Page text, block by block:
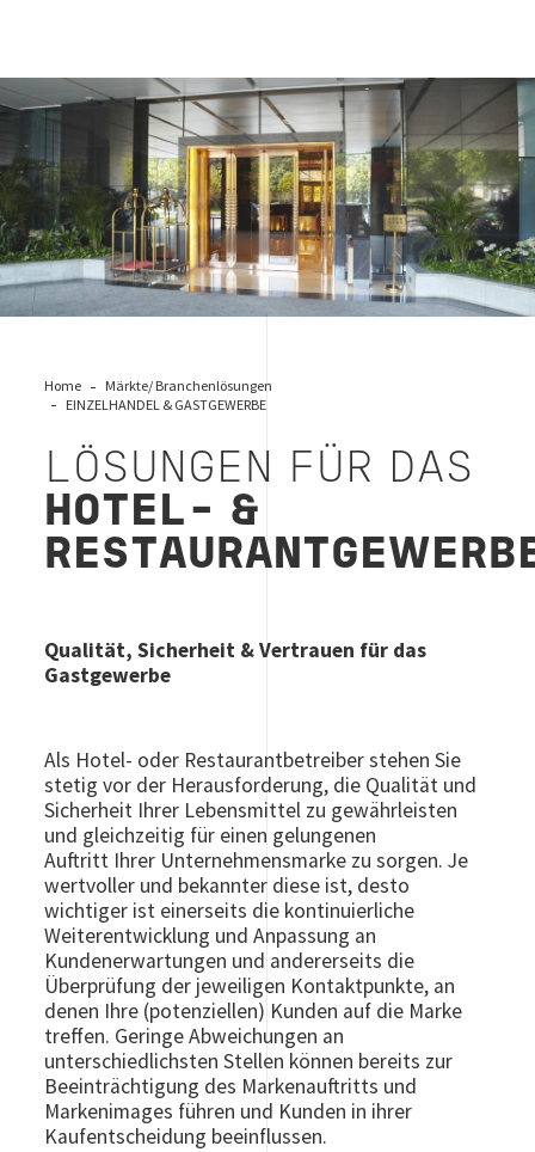
Loesungen fuer das Hotel- und Restaurantgewerbe
Home
Märkte/ Branchenlösungen
EINZELHANDEL & GASTGEWERBE
LÖSUNGEN FÜR DAS
HOTEL- &
Qualität, Sicherheit & Vertrauen für das
Gastgewerbe
Als Hotel- oder Restaurantbetreiber stehen Sie
stetig vor der Herausforderung, die Qualität und
Sicherheit Ihrer Lebensmittel zu gewährleisten
und gleichzeitig für einen gelungenen
Auftritt Ihrer Unternehmensmarke zu sorgen. Je
wertvoller und bekannter diese ist, desto
wichtiger ist einerseits die kontinuierliche
Weiterentwicklung und Anpassung an
Kundenerwartungen und andererseits die
Überprüfung der jeweiligen Kontaktpunkte, an
denen Ihre (potenziellen) Kunden auf die Marke
treffen. Geringe Abweichungen an
unterschiedlichsten Stellen können bereits zur
Beeinträchtigung des Markenauftritts und
Markenimages führen und Kunden in ihrer
Kaufentscheidung beeinflussen.